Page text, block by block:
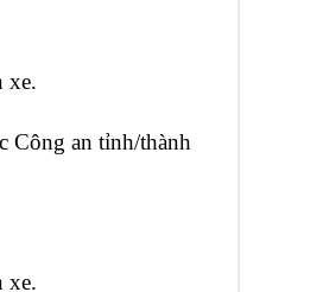
xe.
Công an tỉnh/thành
xe.